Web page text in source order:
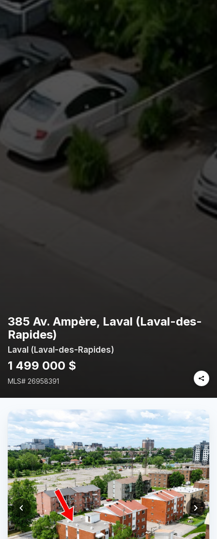
385 Av. Ampère, Laval (Laval-des-
Rapides)
Laval (Laval-des-Rapides)
1 499 000 $
MLS# 26958391